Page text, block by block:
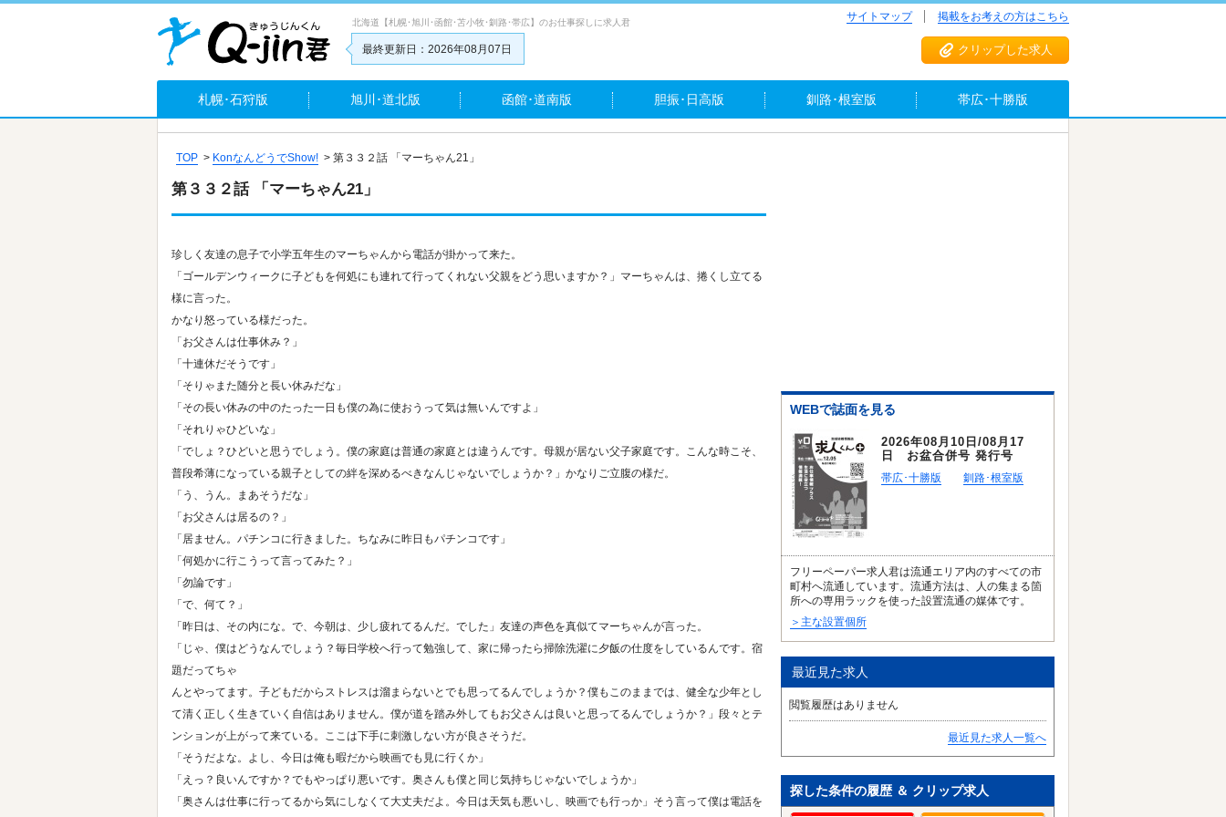
北海道【札幌･旭川･函館･苫小牧･釧路･帯広】のお仕事探しに求人君
最終更新日：2026年08月07日
サイトマップ 掲載をお考えの方はこちら
クリップした求人
札幌･石狩版 旭川･道北版 函館･道南版 胆振･日高版 釧路･根室版 帯広･十勝版
TOP > KonなんどうでShow! > 第３３２話 「マーちゃん21」
第３３２話 「マーちゃん21」
珍しく友達の息子で小学五年生のマーちゃんから電話が掛かって来た。
「ゴールデンウィークに子どもを何処にも連れて行ってくれない父親をどう思いますか？」マーちゃんは、捲くし立てる
様に言った。
かなり怒っている様だった。
「お父さんは仕事休み？」
「十連休だそうです」
「そりゃまた随分と長い休みだな」
「その長い休みの中のたった一日も僕の為に使おうって気は無いんですよ」
「それりゃひどいな」
「でしょ？ひどいと思うでしょう。僕の家庭は普通の家庭とは違うんです。母親が居ない父子家庭です。こんな時こそ、
普段希薄になっている親子としての絆を深めるべきなんじゃないでしょうか？」かなりご立腹の様だ。
「う、うん。まあそうだな」
「お父さんは居るの？」
「居ません。パチンコに行きました。ちなみに昨日もパチンコです」
「何処かに行こうって言ってみた？」
「勿論です」
「で、何て？」
「昨日は、その内にな。で、今朝は、少し疲れてるんだ。でした」友達の声色を真似てマーちゃんが言った。
「じゃ、僕はどうなんでしょう？毎日学校へ行って勉強して、家に帰ったら掃除洗濯に夕飯の仕度をしているんです。宿
題だってちゃ
んとやってます。子どもだからストレスは溜まらないとでも思ってるんでしょうか？僕もこのままでは、健全な少年とし
て清く正しく生きていく自信はありません。僕が道を踏み外してもお父さんは良いと思ってるんでしょうか？」段々とテ
ンションが上がって来ている。ここは下手に刺激しない方が良さそうだ。
「そうだよな。よし、今日は俺も暇だから映画でも見に行くか」
「えっ？良いんですか？でもやっぱり悪いです。奥さんも僕と同じ気持ちじゃないでしょうか」
「奥さんは仕事に行ってるから気にしなくて大丈夫だよ。今日は天気も悪いし、映画でも行っか」そう言って僕は電話を
WEBで誌面を見る
2026年08月10日/08月17
日 お盆合併号 発行号
帯広･十勝版 釧路･根室版
フリーペーパー求人君は流通エリア内のすべての市
町村へ流通しています。流通方法は、人の集まる箇
所への専用ラックを使った設置流通の媒体です。
＞主な設置個所
最近見た求人
閲覧履歴はありません
最近見た求人一覧へ
探した条件の履歴 ＆ クリップ求人